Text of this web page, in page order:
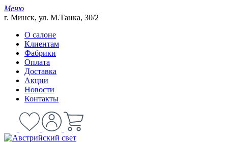
Меню
г. Минск, ул. М.Танка, 30/2
О салоне
Клиентам
Фабрики
Оплата
Доставка
Акции
Новости
Контакты